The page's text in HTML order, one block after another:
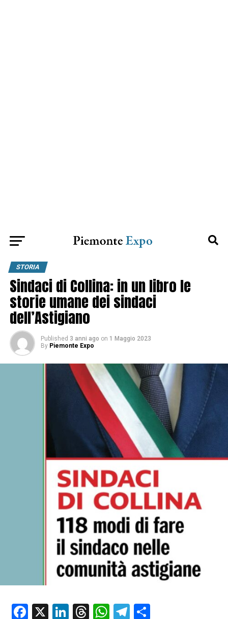
STORIA
Sindaci di Collina: in un libro le
storie umane dei sindaci
dell’Astigiano
Published 3 anni ago on 1 Maggio 2023
By Piemonte Expo
Facebook
X LinkedIn
Threads
WhatsApp
Telegram